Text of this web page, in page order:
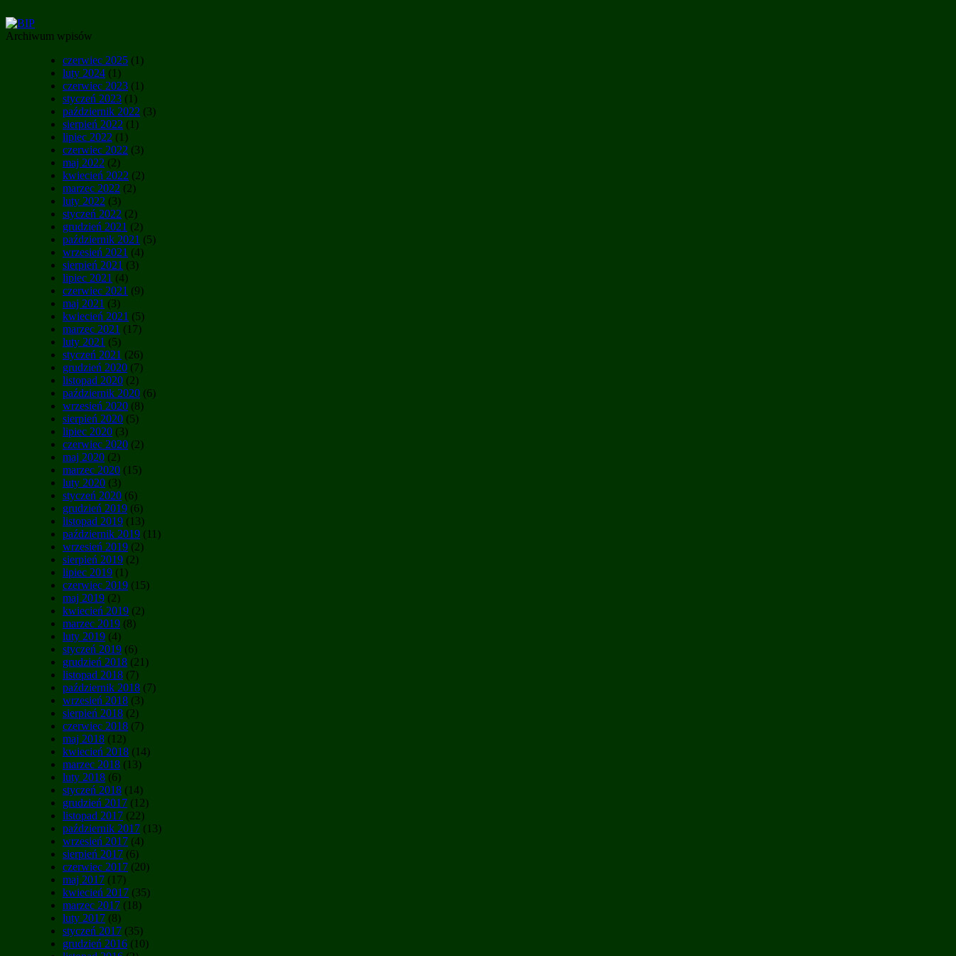
Archiwum wpisów
czerwiec 2025 (1)
luty 2024 (1)
czerwiec 2023 (1)
styczeń 2023 (1)
październik 2022 (3)
sierpień 2022 (1)
lipiec 2022 (1)
czerwiec 2022 (3)
maj 2022 (2)
kwiecień 2022 (2)
marzec 2022 (2)
luty 2022 (3)
styczeń 2022 (2)
grudzień 2021 (2)
październik 2021 (5)
wrzesień 2021 (4)
sierpień 2021 (3)
lipiec 2021 (4)
czerwiec 2021 (9)
maj 2021 (3)
kwiecień 2021 (5)
marzec 2021 (17)
luty 2021 (5)
styczeń 2021 (26)
grudzień 2020 (7)
listopad 2020 (2)
październik 2020 (6)
wrzesień 2020 (8)
sierpień 2020 (5)
lipiec 2020 (3)
czerwiec 2020 (2)
maj 2020 (2)
marzec 2020 (15)
luty 2020 (3)
styczeń 2020 (6)
grudzień 2019 (6)
listopad 2019 (13)
październik 2019 (11)
wrzesień 2019 (2)
sierpień 2019 (2)
lipiec 2019 (1)
czerwiec 2019 (15)
maj 2019 (2)
kwiecień 2019 (2)
marzec 2019 (8)
luty 2019 (4)
styczeń 2019 (6)
grudzień 2018 (21)
listopad 2018 (7)
październik 2018 (7)
wrzesień 2018 (3)
sierpień 2018 (2)
czerwiec 2018 (7)
maj 2018 (12)
kwiecień 2018 (14)
marzec 2018 (13)
luty 2018 (6)
styczeń 2018 (14)
grudzień 2017 (12)
listopad 2017 (22)
październik 2017 (13)
wrzesień 2017 (4)
sierpień 2017 (6)
czerwiec 2017 (20)
maj 2017 (17)
kwiecień 2017 (35)
marzec 2017 (18)
luty 2017 (8)
styczeń 2017 (35)
grudzień 2016 (10)